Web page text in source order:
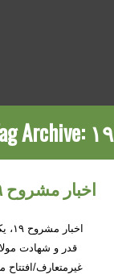
Archive: ۱۹،
اخبار مشروح ۱۹، یکشنبه ۶ تیر ۹۵
قدر و شهادت
غیرمتعارف/